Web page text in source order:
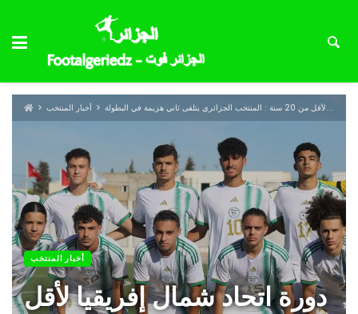
أخبار المنتخب دورة اتحاد شمال إفريقيا لأقل من 20 سنة : المنتخب الجزائري يتلقى ثاني هزيمة في البطولة
أخبار المنتخب
دورة اتحاد شمال إفريقيا لأقل